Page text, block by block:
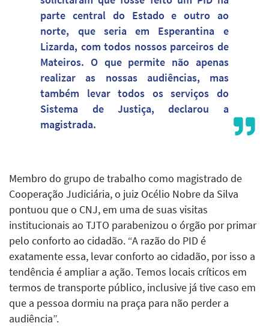
parte central do Estado e outro ao
norte, que seria em Esperantina e
Lizarda, com todos nossos parceiros de
Mateiros. O que permite não apenas
realizar as nossas audiências, mas
também levar todos os serviços do
Sistema de Justiça, declarou a
magistrada.
Membro do grupo de trabalho como magistrado de
Cooperação Judiciária, o juiz Océlio Nobre da Silva
pontuou que o CNJ, em uma de suas visitas
institucionais ao TJTO parabenizou o órgão por primar
pelo conforto ao cidadão. “A razão do PID é
exatamente essa, levar conforto ao cidadão, por isso a
tendência é ampliar a ação. Temos locais críticos em
termos de transporte público, inclusive já tive caso em
que a pessoa dormiu na praça para não perder a
audiência”.